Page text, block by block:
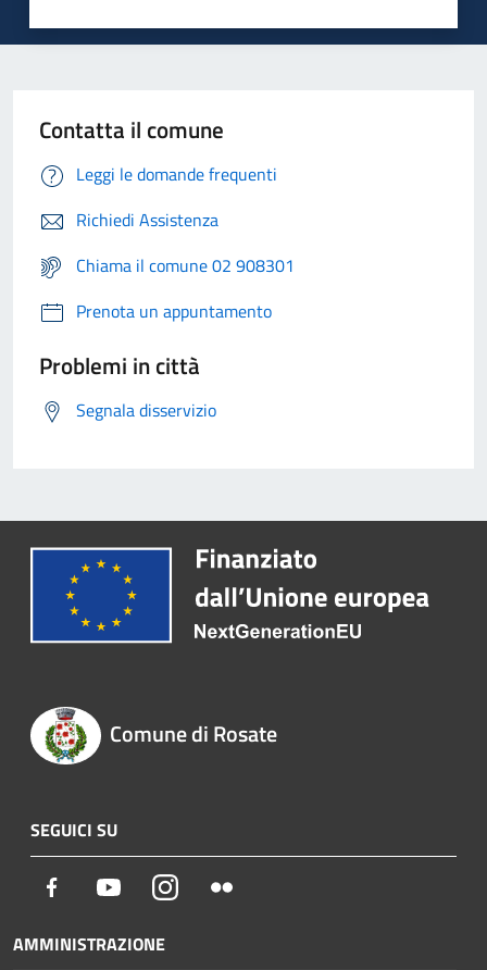
Contatta il comune
Leggi le domande frequenti
Richiedi Assistenza
Chiama il comune 02 908301
Prenota un appuntamento
Problemi in città
Segnala disservizio
Comune di Rosate
SEGUICI SU
Facebook YoutubeInstagram
AMMINISTRAZIONE